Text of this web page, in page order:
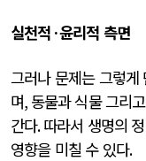
실천적 ·윤리적 측면
그러나 문제는 그렇게
며, 동물과 식물 그리
간다.따라서 생명의
영향을 미칠 수 있다.